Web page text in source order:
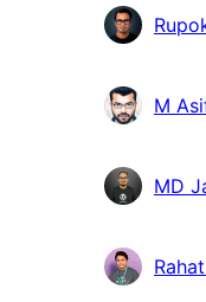
đóng
góp
M
MD